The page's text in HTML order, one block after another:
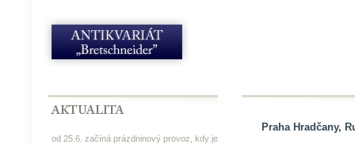
od 25.6. začíná prázdninový provoz, kdy je
Praha Hradčany,